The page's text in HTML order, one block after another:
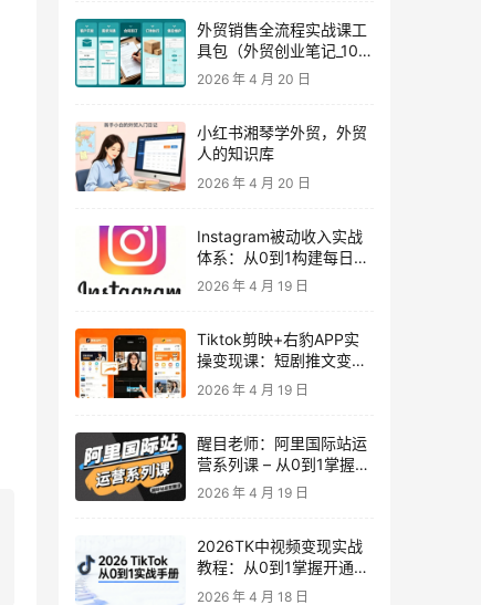
外贸销售全流程实战课工
具包（外贸创业笔记_10年
外贸经验）
2026 年 4 月 20 日
小红书湘琴学外贸，外贸
人的知识库
2026 年 4 月 20 日
Instagram被动收入实战
体系：从0到1构建每日盈
利的自动销售漏斗
2026 年 4 月 19 日
Tiktok剪映+右豹APP实
操变现课：短剧推文变现
全教程来了！
2026 年 4 月 19 日
醒目老师：阿里国际站运
营系列课 – 从0到1掌握平
台运营核心技巧
2026 年 4 月 19 日
2026TK中视频变现实战
教程：从0到1掌握开通、
养号、剪辑到变现，新手
2026 年 4 月 18 日